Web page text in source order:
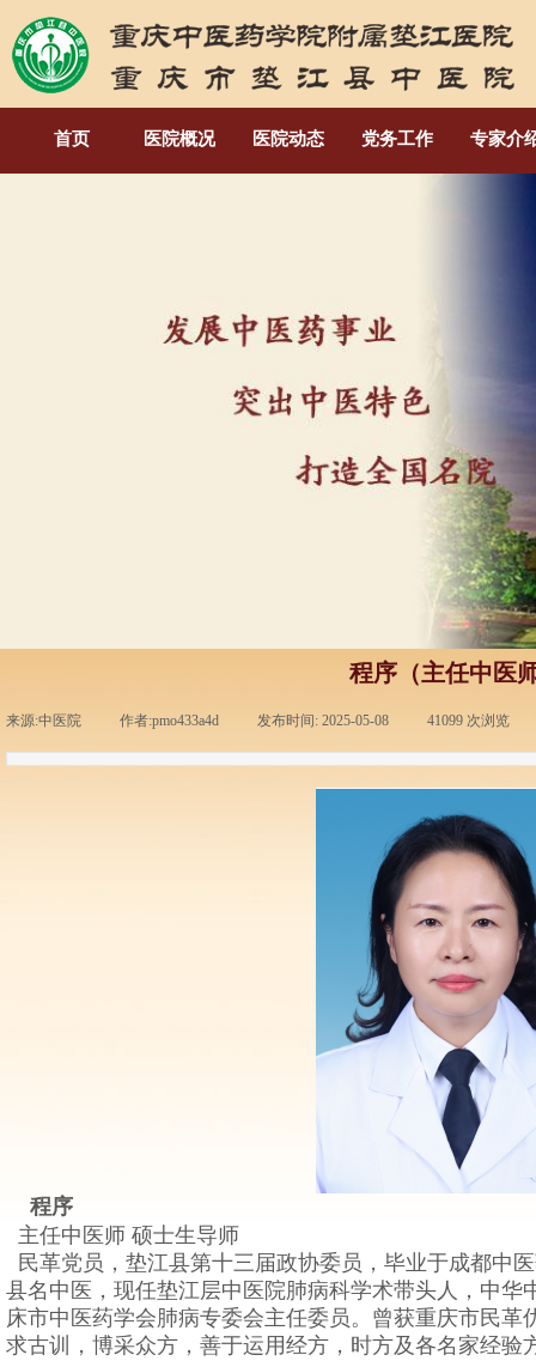
首页 医院概况 医院动态 党务工作 专家介
程序（主任中医
来源:中医院 作者:pmo433a4d 发布时间: 2025-05-08 41099 次浏览
程序
主任中医师 硕士生导师
民革党员，垫江县第十三届政协委员，毕业于成都中
县名中医，现任垫江层中医院肺病科学术带头人，中华
床市中医药学会肺病专委会主任委员。曾获重庆市民
求古训，博采众方，善于运用经方，时方及各名家经验